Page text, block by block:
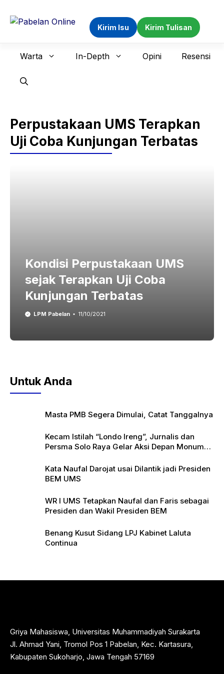
Kirim Isu Kirim Tulisan
Warta In-Depth Opini Resensi
Perpustakaan UMS Terapkan
Uji Coba Kunjungan Terbatas
Kondisi Perpustakaan UMS
sejak Terapkan Uji Coba
Kunjungan Terbatas
LPM Pabelan 11/10/2021
Untuk Anda
Masta PMB Segera Dimulai, Catat Tanggalnya
Kecam Istilah “Londo Ireng”, Jurnalis dan
Persma Solo Raya Gelar Aksi Depan Monumen
Kata Naufal Darojat usai Dilantik jadi Presiden
BEM UMS
WR I UMS Tetapkan Naufal dan Faris sebagai
Presiden dan Wakil Presiden BEM
Benang Kusut Sidang LPJ Kabinet Laluta
Continua
Griya Mahasiswa, Universitas Muhammadiyah Surakarta
Jl. Ahmad Yani, Tromol Pos 1 Pabelan, Kec. Kartasura,
Kabupaten Sukoharjo, Jawa Tengah 57169